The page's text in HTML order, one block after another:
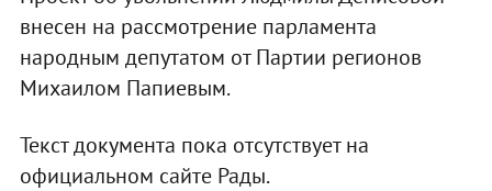
внесен на рассмотрение парламента
народным депутатом от Партии регионов
Михаилом Папиевым.
Текст документа пока отсутствует на
официальном сайте Рады.